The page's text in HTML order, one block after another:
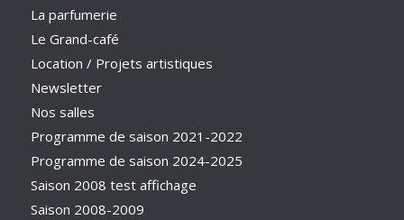
La parfumerie
Le Grand-café
Location / Projets artistiques
Newsletter
Nos salles
Programme de saison 2021-2022
Programme de saison 2024-2025
Saison 2008 test affichage
Saison 2008-2009